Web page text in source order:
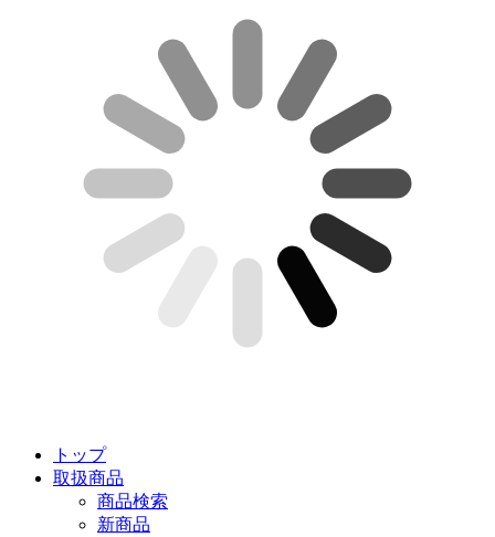
トップ
取扱商品
商品検索
新商品